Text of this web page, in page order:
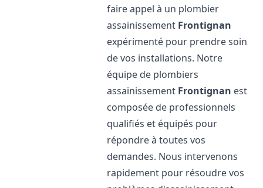
faire appel à un plombier
assainissement Frontignan
expérimenté pour prendre soin
de vos installations. Notre
équipe de plombiers
assainissement Frontignan est
composée de professionnels
qualifiés et équipés pour
répondre à toutes vos
demandes. Nous intervenons
rapidement pour résoudre vos